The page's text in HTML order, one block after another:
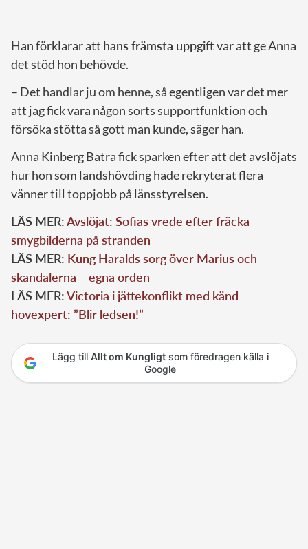
Han förklarar att hans främsta uppgiftvar att ge Anna
det stöd hon behövde.
– Det handlar ju om henne, så egentligen var det mer
att jag fick vara någon sorts supportfunktion och
försöka stötta så gott man kunde, säger han.
Anna Kinberg Batra fick sparken efter att det avslöjats
hur hon som landshövding hade rekryterat flera
vänner till toppjobb på länsstyrelsen.
LÄS MER:Avslöjat: Sofias vrede efter fräcka
smygbilderna på stranden
LÄS MER: Kung Haralds sorg över Marius och
skandalerna – egna orden
LÄS MER:Victoria i jättekonflikt med känd
hovexpert: ”Blir ledsen!”
Lägg till Allt om Kungligtsom föredragen källa i
Google